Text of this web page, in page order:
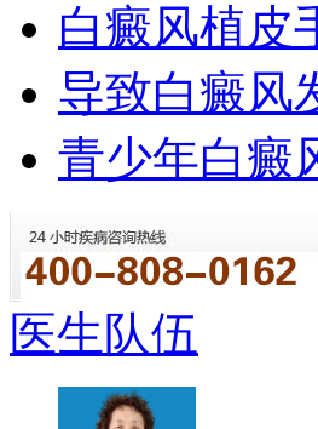
白癜风植皮
导致白癜风
青少年白癜
医生队伍